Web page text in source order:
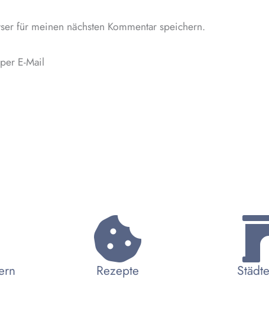
für meinen nächsten Kommentar speichern.
E-Mail
Rezepte